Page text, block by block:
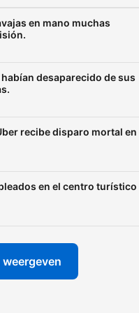
lugar.
en mano muchas
desaparecido de sus
recibe disparo mortal en
en el centro turístico